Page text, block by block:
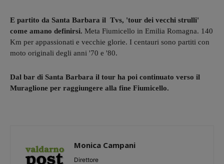
E partito da Santa Barbara il Tvs, 'tour dei vecchi strulli'
come amano definirsi. Meta Fiumicello in Emilia Romagna. 140
Km per appassionati e vecchie glorie. I centauri sono partiti con
moto originali degli anni '70 e '80.
Dal bar di Santa Barbara il tour ha poi continuato verso il
Muraglione per raggiungere alla fine Fiumicello.
Monica Campani
Direttore